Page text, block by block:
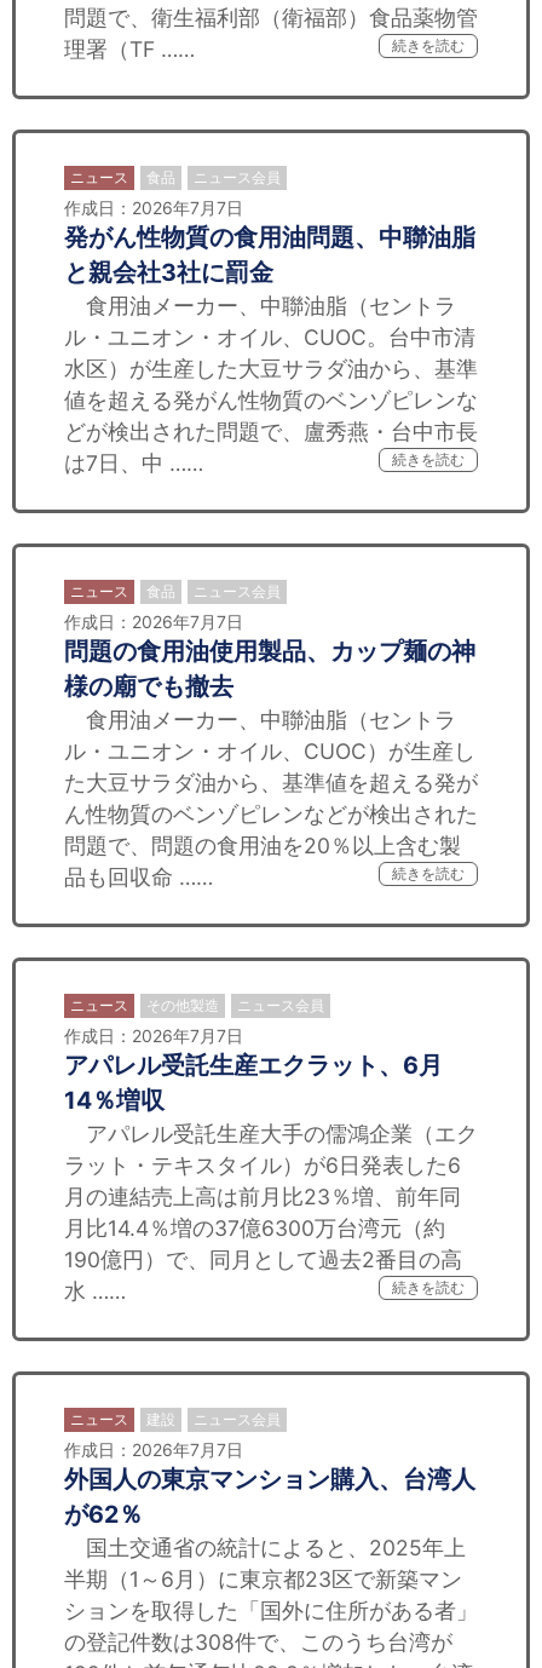
問題で、衛生福利部（衛福部）食品薬物管
理署（TF ……
続きを読む
ニュース 食品 ニュース会員
作成日：2026年7月7日
発がん性物質の食用油問題、中聯油脂
と親会社3社に罰金
食用油メーカー、中聯油脂（セントラ
ル・ユニオン・オイル、CUOC。台中市清
水区）が生産した大豆サラダ油から、基準
値を超える発がん性物質のベンゾピレンな
どが検出された問題で、盧秀燕・台中市長
は7日、中 ……
続きを読む
ニュース 食品 ニュース会員
作成日：2026年7月7日
問題の食用油使用製品、カップ麺の神
様の廟でも撤去
食用油メーカー、中聯油脂（セントラ
ル・ユニオン・オイル、CUOC）が生産し
た大豆サラダ油から、基準値を超える発が
ん性物質のベンゾピレンなどが検出された
問題で、問題の食用油を20％以上含む製
品も回収命 ……
続きを読む
ニュース その他製造 ニュース会員
作成日：2026年7月7日
アパレル受託生産エクラット、6月
14％増収
アパレル受託生産大手の儒鴻企業（エク
ラット・テキスタイル）が6日発表した6
月の連結売上高は前月比23％増、前年同
月比14.4％増の37億6300万台湾元（約
190億円）で、同月として過去2番目の高
水 ……
続きを読む
ニュース 建設 ニュース会員
作成日：2026年7月7日
外国人の東京マンション購入、台湾人
が62％
国土交通省の統計によると、2025年上
半期（1～6月）に東京都23区で新築マン
ションを取得した「国外に住所がある者」
の登記件数は308件で、このうち台湾が